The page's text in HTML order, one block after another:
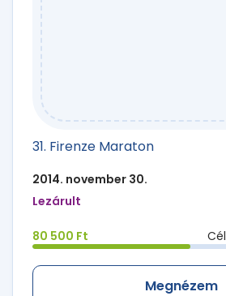
31. Firenze Maraton
2014. november 30.
Lezárult
80 500 Ft Cél
Megnézem